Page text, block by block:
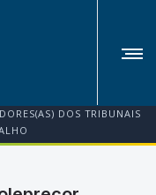
DOS TRIBUNAIS